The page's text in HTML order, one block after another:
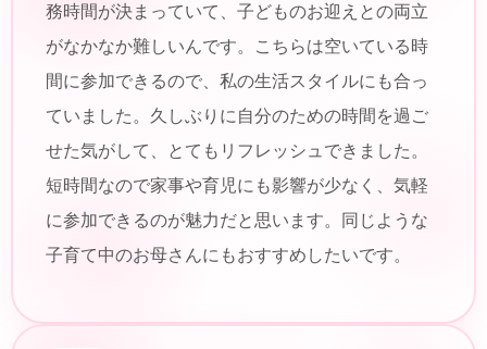
務時間が決まっていて、子どものお迎えとの両立
がなかなか難しいんです。こちらは空いている時
間に参加できるので、私の生活スタイルにも合っ
ていました。久しぶりに自分のための時間を過ご
せた気がして、とてもリフレッシュできました。
短時間なので家事や育児にも影響が少なく、気軽
に参加できるのが魅力だと思います。同じような
子育て中のお母さんにもおすすめしたいです。